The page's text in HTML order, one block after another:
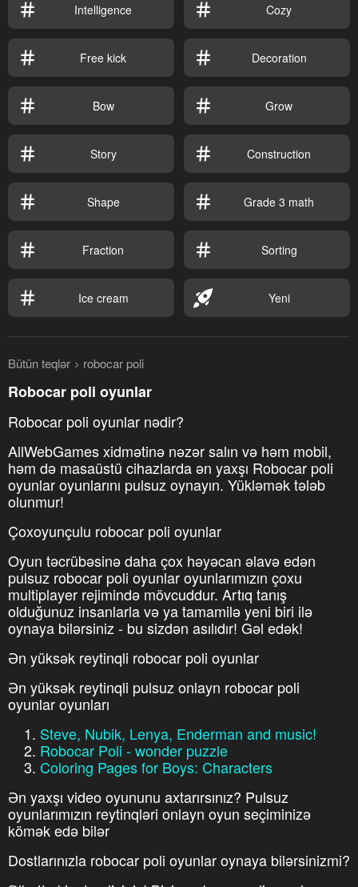
Intelligence Cozy
Free kick Decoration
Bow Grow
Story Construction
Shape Grade 3 math
Fraction Sorting
Ice cream Yeni
Bütün teqlər robocar poli
Robocar poli oyunlar
Robocar poli oyunlar nədir?
AllWebGames xidmətinə nəzər salın və həm mobil,
həm də masaüstü cihazlarda ən yaxşı Robocar poli
oyunlar oyunlarını pulsuz oynayın. Yükləmək tələb
olunmur!
Çoxoyunçulu robocar poli oyunlar
Oyun təcrübəsinə daha çox həyəcan əlavə edən
pulsuz robocar poli oyunlar oyunlarımızın çoxu
multiplayer rejimində mövcuddur. Artıq tanış
olduğunuz insanlarla və ya tamamilə yeni biri ilə
oynaya bilərsiniz - bu sizdən asılıdır! Gəl edək!
Ən yüksək reytinqli robocar poli oyunlar
Ən yüksək reytinqli pulsuz onlayn robocar poli
oyunlar oyunları
Steve, Nubik, Lenya, Enderman and music!
Robocar Poli - wonder puzzle
Coloring Pages for Boys: Characters
Ən yaxşı video oyununu axtarırsınız? Pulsuz
oyunlarımızın reytinqləri onlayn oyun seçiminizə
kömək edə bilər
Dostlarınızla robocar poli oyunlar oynaya bilərsinizmi?